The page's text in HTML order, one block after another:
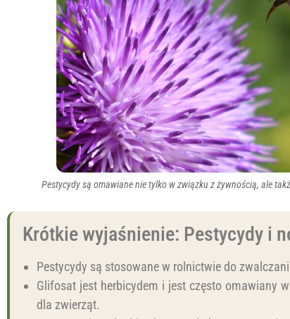
Pestycydy są omawiane nie tylko w związku z żywnością, ale
Krótkie wyjaśnienie: Pestycydy i
Pestycydy są stosowane w rolnictwie do
Glifosat jest herbicydem i jest często omawiany
dla zwierząt.